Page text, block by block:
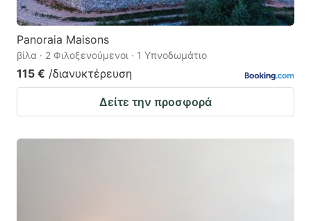
Panoraia Maisons
βίλα · 2 Φιλοξενούμενοι · 1 Υπνοδωμάτιο
115 € /διανυκτέρευση
Δείτε την προσφορά